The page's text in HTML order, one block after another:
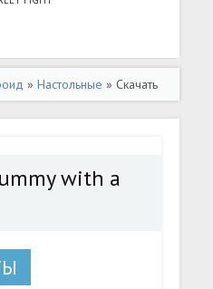
»Настольные » Скачать
(Много монет) на
with a